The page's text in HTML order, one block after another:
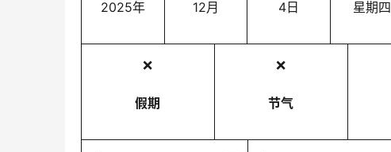
2025年 12月 4日 星期四
❌
假期
❌
节气